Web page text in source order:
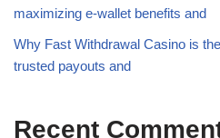
maximizing e-wallet benefits and
Why Fast Withdrawal Casino is
trusted payouts and
Recent